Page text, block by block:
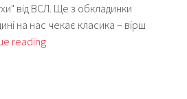
від ВСЛ. Ще з обкладинки
на нас чекає класика – вірш
readingКнижка-